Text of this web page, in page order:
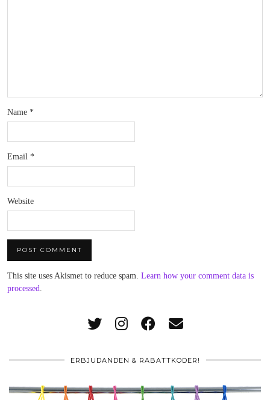
Name *
Email *
Website
This site uses Akismet to reduce spam. Learn how your comment data is
processed.
ERBJUDANDEN & RABATTKODER!